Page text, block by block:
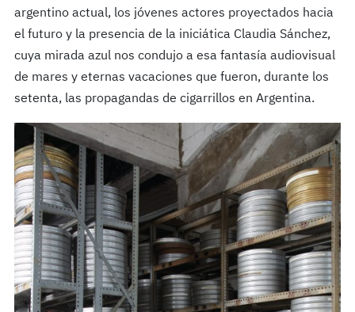
argentino actual, los jóvenes actores proyectados hacia
el futuro y la presencia de la iniciática Claudia Sánchez,
cuya mirada azul nos condujo a esa fantasía audiovisual
de mares y eternas vacaciones que fueron, durante los
setenta, las propagandas de cigarrillos en Argentina.